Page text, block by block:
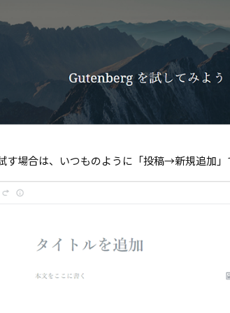
す場合は、いつものように「投稿→新規追加」